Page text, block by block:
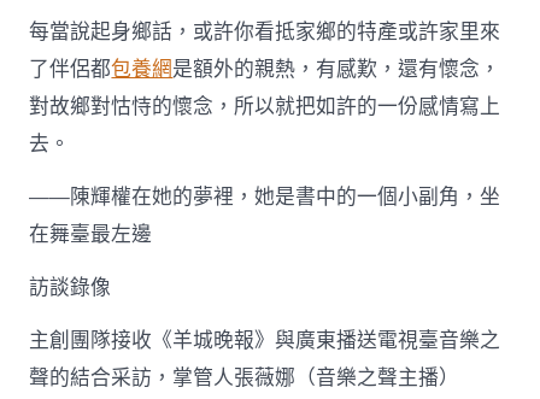
養
零
號
音
樂
年
了，
帶
你
回
每當說起身鄉話，或許你看抵家鄉的特產或許家里來
了伴侶都包養網是額外的親熱，有感歎，還有懷念，
對故鄉對怙恃的懷念，所以就把如許的一份感情寫上
去。
——陳輝權在她的夢裡，她是書中的一個小副角，坐
在舞臺最左邊
訪談錄像
主創團隊接收《羊城晚報》與廣東播送電視臺音樂之
聲的結合采訪，掌管人張薇娜（音樂之聲主播）